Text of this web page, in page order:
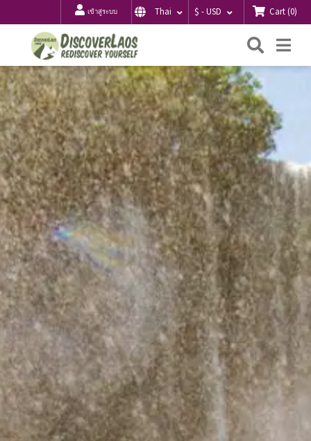
เข้าสู่ระบบ Thai $ - USD Cart(0)
ค้นหา